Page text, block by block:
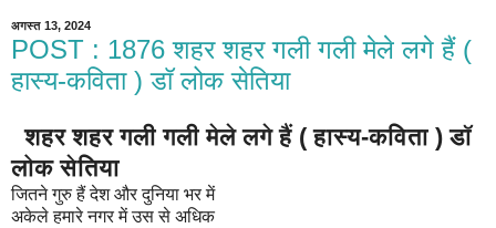
अगस्त 13, 2024
POST : 1876 शहर शहर गली गली मेले लगे हैं (
हास्य-कविता ) डॉ लोक सेतिया
शहर शहर गली गली मेले लगे हैं ( हास्य-कविता ) डॉ
लोक सेतिया
जितने गुरु हैं देश और दुनिया भर में
अकेले हमारे नगर में उस से अधिक